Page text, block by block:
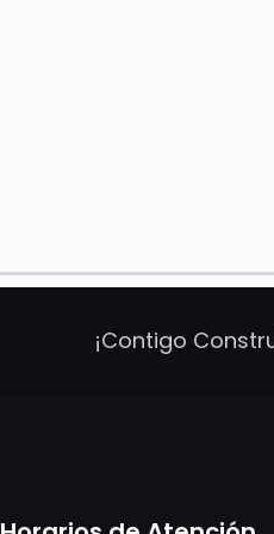
¡Contigo